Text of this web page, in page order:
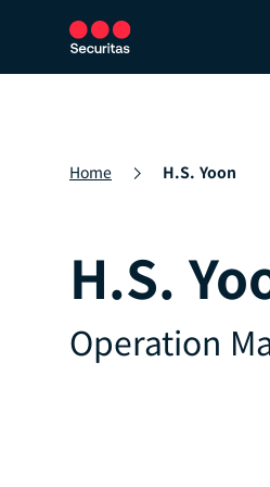
보안 서비스 보
Home H.S. Yoon
H.S.
Operation